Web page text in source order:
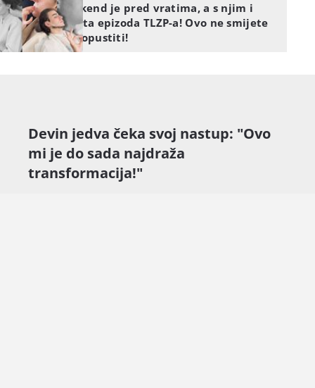
Vikend je pred vratima, a s njim i
peta epizoda TLZP-a! Ovo ne smijete
propustiti!
Devin jedva čeka svoj nastup: "Ovo
mi je do sada najdraža
transformacija!"